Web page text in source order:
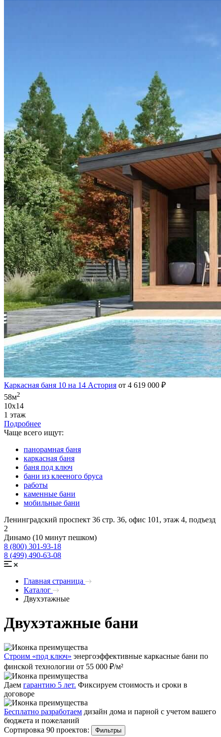
Каркасная баня 10 на 14 Астория от 4 619 000 ₽
58м2
10х14
1 этаж
Подробнее
Чаще всего ищут:
панорамная баня
каркасная баня
баня под ключ
бани из клееного бруса
работы
каменные бани
мобильные бани
Ленинградский проспект 36 стр. 36, офис 101, этаж 4, подъезд
2
Динамо (10 минут пешком)
8 (800) 301-93-18
8 (499) 490-63-08
Главная страница
Каталог
Двухэтажные
Двухэтажные бани
Строим «под ключ» энергоэффективные каркасные бани по
финской технологии от 55 000 ₽/м²
Даем гарантию 5 лет. Фиксируем стоимость и сроки в
договоре
Бесплатно разработаем дизайн дома и парной с учетом вашего
бюджета и пожеланий
Сортировка 90 проектов:
Фильтры